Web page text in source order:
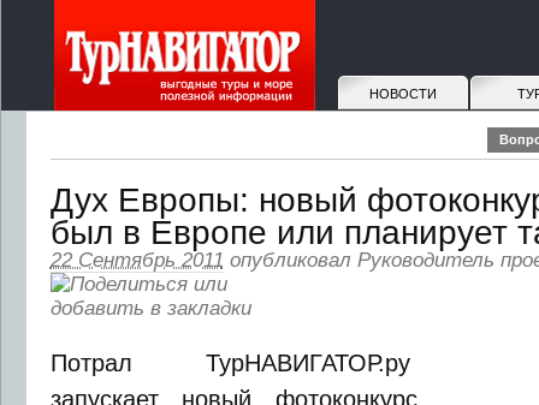
НОВОСТИ
Дух Европы: новый
был в Европе или планирует
22 Сентябрь 2011 опубликовал Руководитель
Потрал ТурНАВИГАТОР.ру
запускает новый фотоконкурс